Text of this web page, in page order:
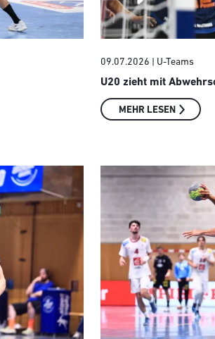
09.07.2026 | U-Teams
U20 zieht mit
MEHR LESEN